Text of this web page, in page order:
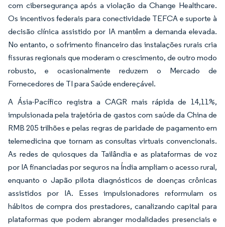
com cibersegurança após a violação da Change Healthcare.
Os incentivos federais para conectividade TEFCA e suporte à
decisão clínica assistido por IA mantêm a demanda elevada.
No entanto, o sofrimento financeiro das instalações rurais cria
fissuras regionais que moderam o crescimento, de outro modo
robusto, e ocasionalmente reduzem o Mercado de
Fornecedores de TI para Saúde endereçável.
A Ásia-Pacífico registra a CAGR mais rápida de 14,11%,
impulsionada pela trajetória de gastos com saúde da China de
RMB 205 trilhões e pelas regras de paridade de pagamento em
telemedicina que tornam as consultas virtuais convencionais.
As redes de quiosques da Tailândia e as plataformas de voz
por IA financiadas por seguros na Índia ampliam o acesso rural,
enquanto o Japão pilota diagnósticos de doenças crônicas
assistidos por IA. Esses impulsionadores reformulam os
hábitos de compra dos prestadores, canalizando capital para
plataformas que podem abranger modalidades presenciais e